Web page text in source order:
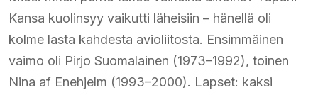
Kansa kuolinsyy vaikutti läheisiin – hänellä oli
kolme lasta kahdesta avioliitosta. Ensimmäinen
vaimo oli Pirjo Suomalainen (1973–1992), toinen
Nina af Enehjelm (1993–2000). Lapset: kaksi